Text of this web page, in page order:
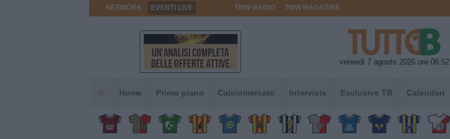
NETWORK EVENTI LIVE TMW RADIO TMW MAGAZINE
venerdì 7 agosto 2026 ore 06:52
Home Primo piano Calciomercato Interviste Esclusive TB Calendari